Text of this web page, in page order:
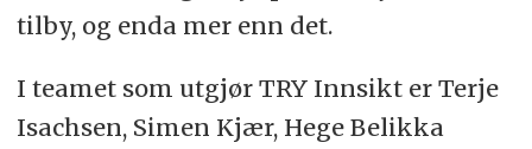
tilby, og enda mer enn det.
I teamet som utgjør TRY Innsikt er Terje
Isachsen, Simen Kjær, Hege Belikka